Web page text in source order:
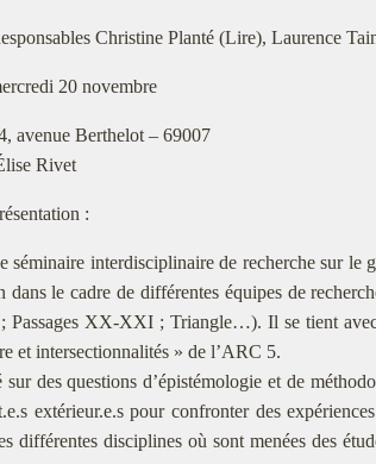
Christine Planté (Lire), Laurence
20 novembre
avenue Berthelot – 69007
Rivet
:
séminaire interdisciplinaire de recherche sur le
dans le cadre de différentes équipes de
Passages XX-XXI ; Triangle…). Il se tient avec
et intersectionnalités » de l’ARC 5.
sur des questions d’épistémologie et de
extérieur.e.s pour confronter des
différentes disci­plines où sont menées des